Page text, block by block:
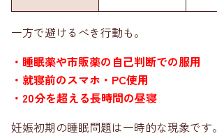
一方で避けるべき行動も。
・睡眠薬や市販薬の自己判断での服用
・就寝前のスマホ・PC使用
・20分を超える長時間の昼寝
妊娠初期の睡眠問題は一時的な現象です。